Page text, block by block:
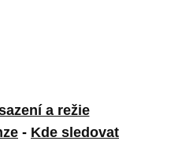
a režie
- Kde sledovat